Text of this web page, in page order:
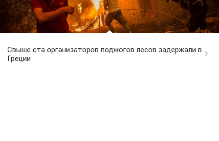
Свыше ста организаторов поджогов лесов задержали в
Греции